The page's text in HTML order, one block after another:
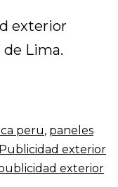
exterior
Lima.
peru, paneles
Publicidad exterior
exterior